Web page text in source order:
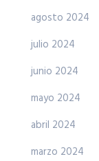
agosto 2024
julio 2024
junio 2024
mayo 2024
abril 2024
marzo 2024